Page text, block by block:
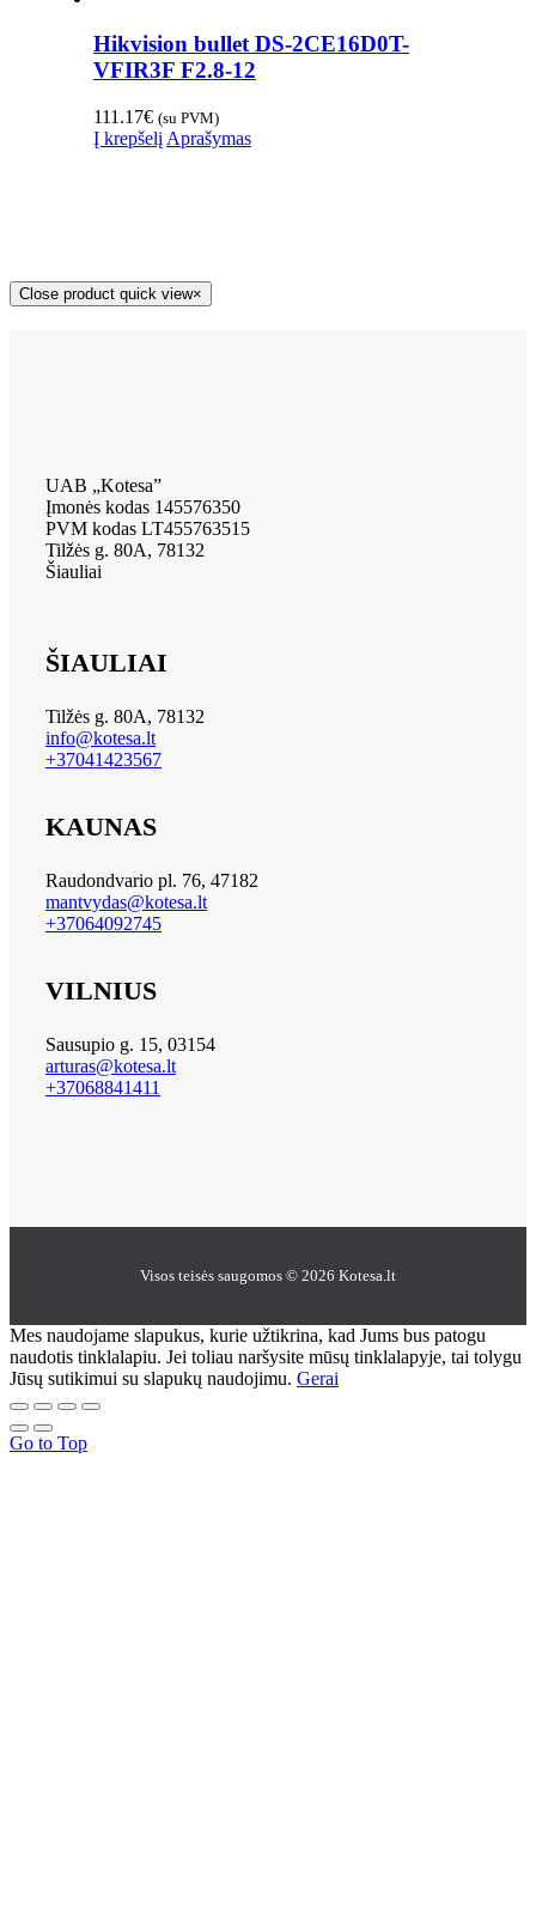
Hikvision bullet DS-2CE16D0T-
VFIR3F F2.8-12
111.17€ (su PVM)
Į krepšelį Aprašymas
Close product quick view×
UAB „Kotesa”
Įmonės kodas 145576350
PVM kodas LT455763515
Tilžės g. 80A, 78132
Šiauliai
ŠIAULIAI
Tilžės g. 80A, 78132
info@kotesa.lt
+37041423567
KAUNAS
Raudondvario pl. 76, 47182
mantvydas@kotesa.lt
+37064092745
VILNIUS
Sausupio g. 15, 03154
arturas@kotesa.lt
+37068841411
Visos teisės saugomos © 2026 Kotesa.lt
Mes naudojame slapukus, kurie užtikrina, kad Jums bus patogu
naudotis tinklalapiu. Jei toliau naršysite mūsų tinklalapyje, tai tolygu
Jūsų sutikimui su slapukų naudojimu. Gerai
Go to Top